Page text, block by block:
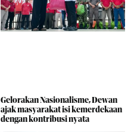
Gelorakan Nasionalisme, Dewan
ajak masyarakat isi kemerdekaan
dengan kontribusi nyata